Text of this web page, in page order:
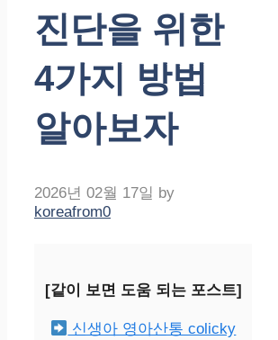
진단을 위한
4가지 방법
알아보자
2026년 02월 17일 by
koreafrom0
[같이 보면 도움 되는 포스트]
신생아 영아산통 colicky